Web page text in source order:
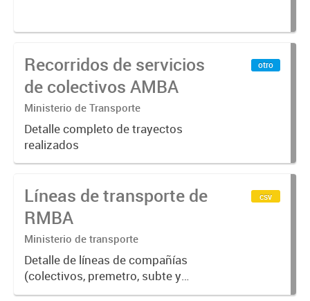
Recorridos de servicios
de colectivos AMBA
Ministerio de Transporte
Detalle completo de trayectos
realizados
otro
Líneas de transporte de
RMBA
Ministerio de transporte
Detalle de líneas de compañías
(colectivos, premetro, subte y
trenes) agrupadas por jurisdicción
csv